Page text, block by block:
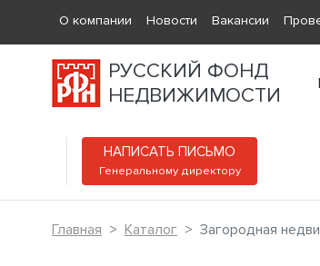
О компании Новости Вакансии
РУССКИЙ ФОНД
НЕДВИЖИМОСТИ
НАПИСАТЬ ПИСЬМО
Генеральному директору
Главная Каталог Загородная